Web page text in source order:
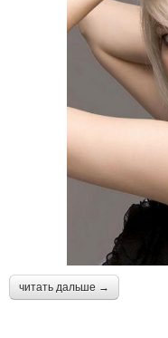
читать дальше →